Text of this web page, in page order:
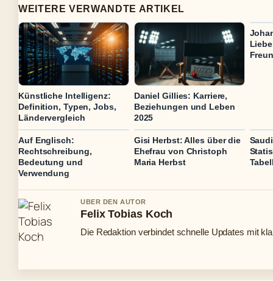
WEITERE VERWANDTE ARTIKEL
Künstliche Intelligenz:
Definition, Typen, Jobs,
Ländervergleich
Daniel Gillies: Karriere,
Beziehungen und Leben
2025
Auf Englisch:
Rechtschreibung,
Bedeutung und
Verwendung
Gisi Herbst: Alles über die
Ehefrau von Christoph
Maria Herbst
UBER DEN AUTOR
Felix Tobias Koch
Die Redaktion verbindet schnelle Updates mit